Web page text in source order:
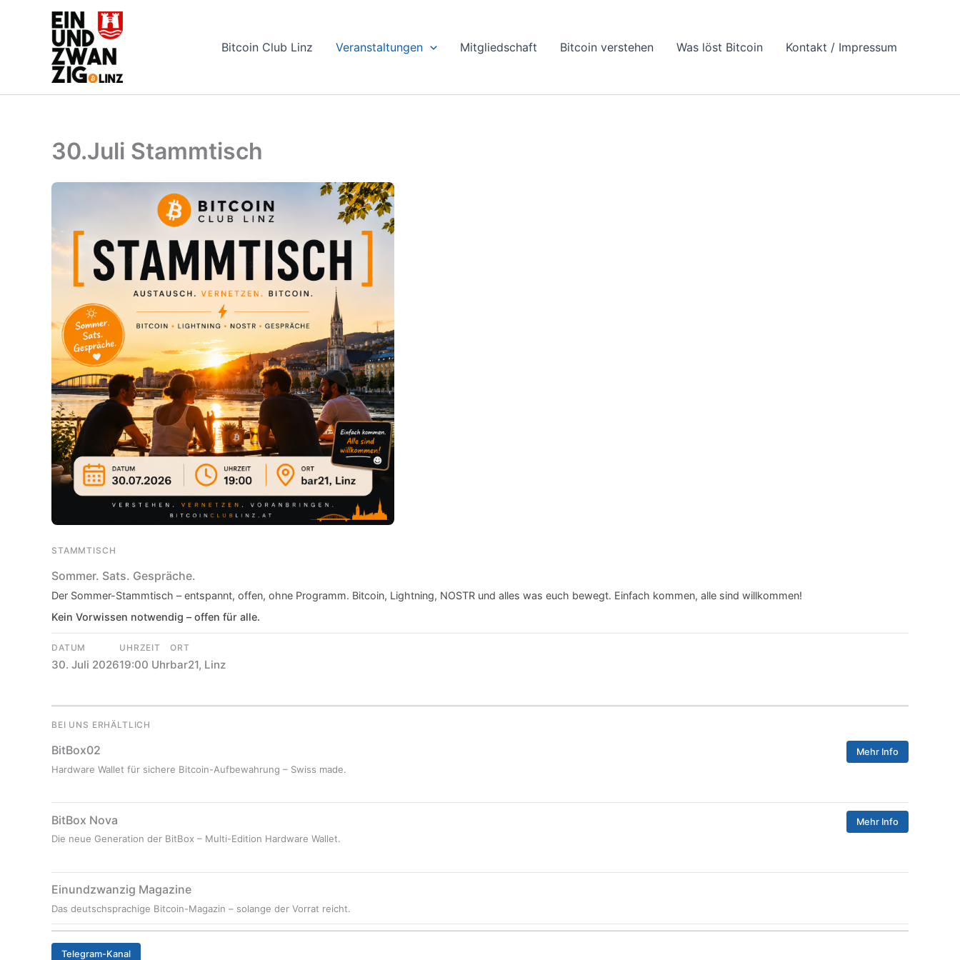
Bitcoin Club Linz Veranstaltungen Mitgliedschaft Bitcoin verstehen Was löst Bitcoin Kontakt / Impressum
30.Juli Stammtisch
STAMMTISCH
Sommer. Sats. Gespräche.
Der Sommer-Stammtisch – entspannt, offen, ohne Programm. Bitcoin, Lightning, NOSTR und alles was euch bewegt. Einfach kommen, alle sind willkommen!
Kein Vorwissen notwendig – offen für alle.
DATUM
30. Juli 2026
UHRZEIT
19:00 Uhr
ORT
bar21, Linz
BEI UNS ERHÄLTLICH
BitBox02
Hardware Wallet für sichere Bitcoin-Aufbewahrung – Swiss made.
Mehr Info
BitBox Nova
Die neue Generation der BitBox – Multi-Edition Hardware Wallet.
Mehr Info
Einundzwanzig Magazine
Das deutschsprachige Bitcoin-Magazin – solange der Vorrat reicht.
Telegram-Kanal